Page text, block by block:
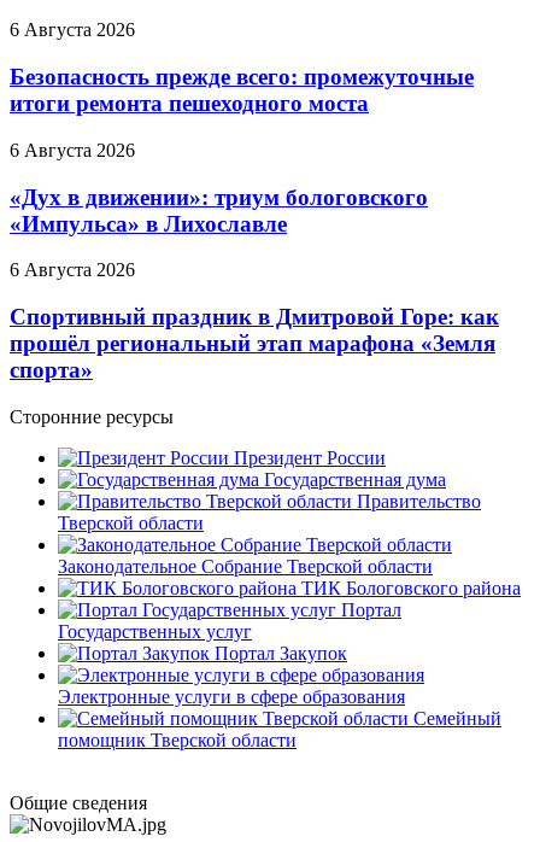
6 Августа 2026
Безопасность прежде всего: промежуточные
итоги ремонта пешеходного моста
6 Августа 2026
«Дух в движении»: триум бологовского
«Импульса» в Лихославле
6 Августа 2026
Спортивный праздник в Дмитровой Горе: как
прошёл региональный этап марафона «Земля
спорта»
Сторонние ресурсы
Президент России
Государственная дума
Правительство
Тверской области
Законодательное Собрание Тверской области
ТИК Бологовского района
Портал
Государственных услуг
Портал Закупок
Электронные услуги в сфере образования
Семейный
помощник Тверской области
Общие сведения